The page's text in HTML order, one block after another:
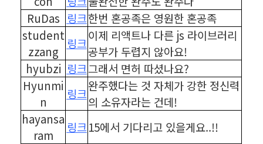
RuDas 링크한번 혼공족은 영원한 혼공족
student
zzang
링크
이제 리액트나 다른 js 라이브러리
공부가 두렵지 않아요!
hyubzi 링크그래서 면허 따셨나요?
Hyunmi
n
링크
완주했다는 것 자체가 강한 정신력
의 소유자라는 건데!
hayansa
ram
링크15에서 기다리고 있을게요..!!